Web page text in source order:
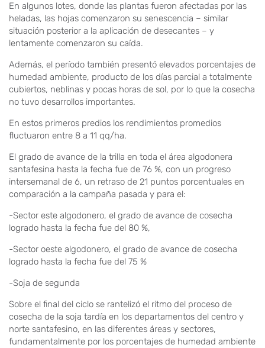
En algunos lotes, donde las plantas fueron afectadas por las
heladas, las hojas comenzaron su senescencia – similar
situación posterior a la aplicación de desecantes – y
lentamente comenzaron su caída.
Además, el período también presentó elevados porcentajes de
humedad ambiente, producto de los días parcial a totalmente
cubiertos, neblinas y pocas horas de sol, por lo que la cosecha
no tuvo desarrollos importantes.
En estos primeros predios los rendimientos promedios
fluctuaron entre 8 a 11 qq/ha.
El grado de avance de la trilla en toda el área algodonera
santafesina hasta la fecha fue de 76 %, con un progreso
intersemanal de 6, un retraso de 21 puntos porcentuales en
comparación a la campaña pasada y para el:
-Sector este algodonero, el grado de avance de cosecha
logrado hasta la fecha fue del 80 %,
-Sector oeste algodonero, el grado de avance de cosecha
logrado hasta la fecha fue del 75 %
-Soja de segunda
Sobre el final del ciclo se rantelizó el ritmo del proceso de
cosecha de la soja tardía en los departamentos del centro y
norte santafesino, en las diferentes áreas y sectores,
fundamentalmente por los porcentajes de humedad ambiente